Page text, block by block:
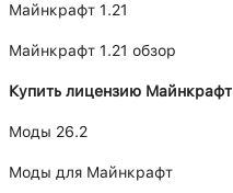
Майнкрафт 1.21
Майнкрафт 1.21 обзор
Купить лицензию Майнкрафт
Моды 26.2
Моды для Майнкрафт